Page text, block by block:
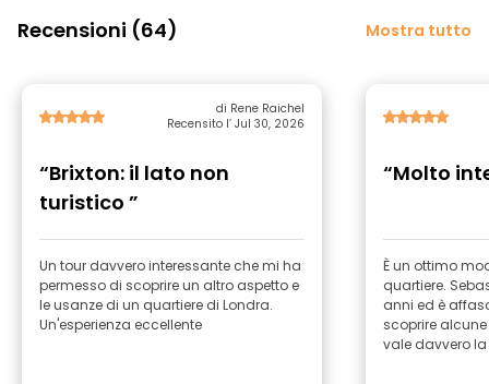
Recensioni (64) Mostra tutto
di Rene Raichel
Recensito l’ Jul 30, 2026
“Brixton: il lato non
turistico ”
Un tour davvero interessante che mi ha
permesso di scoprire un altro aspetto e
le usanze di un quartiere di Londra.
Un'esperienza eccellente
“Molto
È un ottimo
quartiere.
anni ed è
scoprire
vale davvero